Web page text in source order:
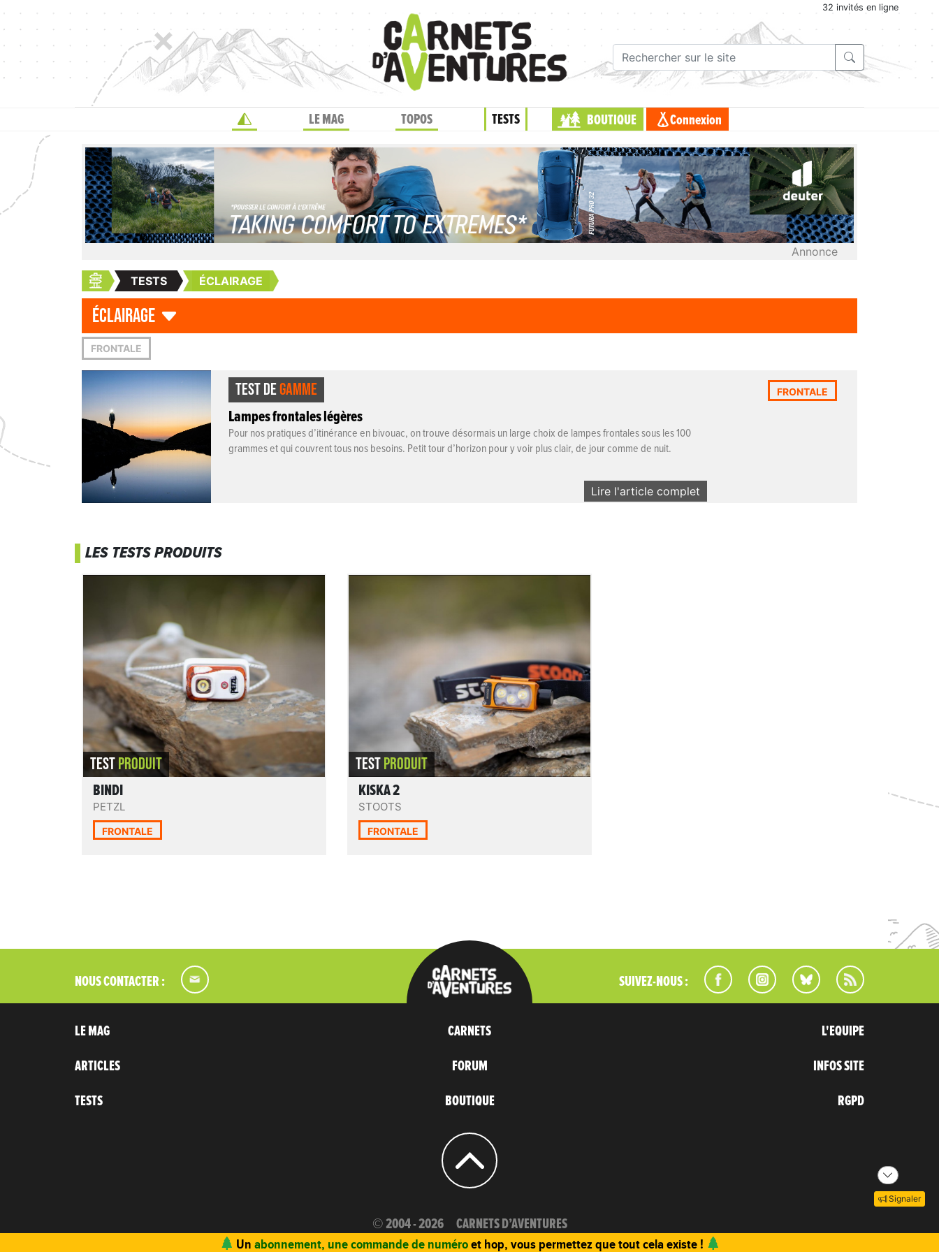
32 invités en ligne
LE MAG TOPOS TESTS BOUTIQUE Connexion
Annonce
TESTS ÉCLAIRAGE
éclairage
FRONTALE
TEST DEGAMME
Lampes frontales légères
Pour nos pratiques d’itinérance en bivouac, on trouve désormais un large choix de lampes frontales sous les 100
grammes et qui couvrent tous nos besoins. Petit tour d’horizon pour y voir plus clair, de jour comme de nuit.
Lire l'article complet
FRONTALE
LES TESTS PRODUITS
partout. Malgré sa menue apparence, elle
n’est pas qu’une frontale d’appoint pour lire
et cuisiner le soir, comme le laissent
suggérer ses spécifications. Une frontale
assez polyvalente peut-elle tenir dans un si
petit gabarit ? C’est ce que nous allons voir !
LIRE LE TEST
TESTPRODUIT
BINDI
PETZL
FRONTALE
frontales Stoots se démarquent par leur
conception unique. Cette originalité n’est
pas fortuite, elle est le fruit d’années de
recherche et de passion pour concevoir une
petite gamme de 3 frontales pensées par et
pour les pratiquantsoutdoor. Nous nous
intéressons ici à laKiska 2, le modèle
polyvalent milieu de gamme. Une lampe
uniquement destinée au trail ? Eh bien non !
LIRE LE TEST
TESTPRODUIT
KISKA 2
STOOTS
FRONTALE
Signaler
NOUS CONTACTER : SUIVEZ-NOUS :
LE MAG
ARTICLES
TESTS
CARNETS
FORUM
BOUTIQUE
L'EQUIPE
INFOS SITE
RGPD
© 2004 - 2026 CARNETS D’AVENTURES
Un abonnement, une commande de numéroet hop, vous permettez que tout cela existe !